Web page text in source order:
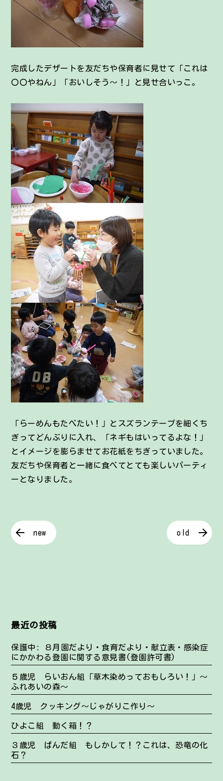
完成したデザートを友だちや保育者に見せて「これは
〇〇やねん」「おいしそう～！」と見せ合いっこ。
「らーめんもたべたい！」とスズランテープを細くち
ぎってどんぶりに入れ、「ネギもはいってるよな！」
とイメージを膨らませてお花紙をちぎっていました。
友だちや保育者と一緒に食べてとても楽しいパーティ
ーとなりました。
new old
最近の投稿
保護中: ８月園だより・食育だより・献立表・感染症
にかかわる登園に関する意見書(登園許可書)
５歳児 らいおん組「草木染めっておもしろい！」～
ふれあいの森～
4歳児 クッキング～じゃがりこ作り～
ひよこ組 動く箱！？
３歳児 ぱんだ組 もしかして！？これは、恐竜の化
石？